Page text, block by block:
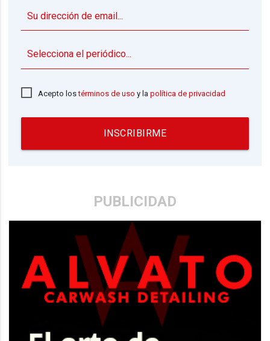
Acepto lostérminos de uso y lapolítica de privacidad
INSCRIBIRME
PUBLICIDAD